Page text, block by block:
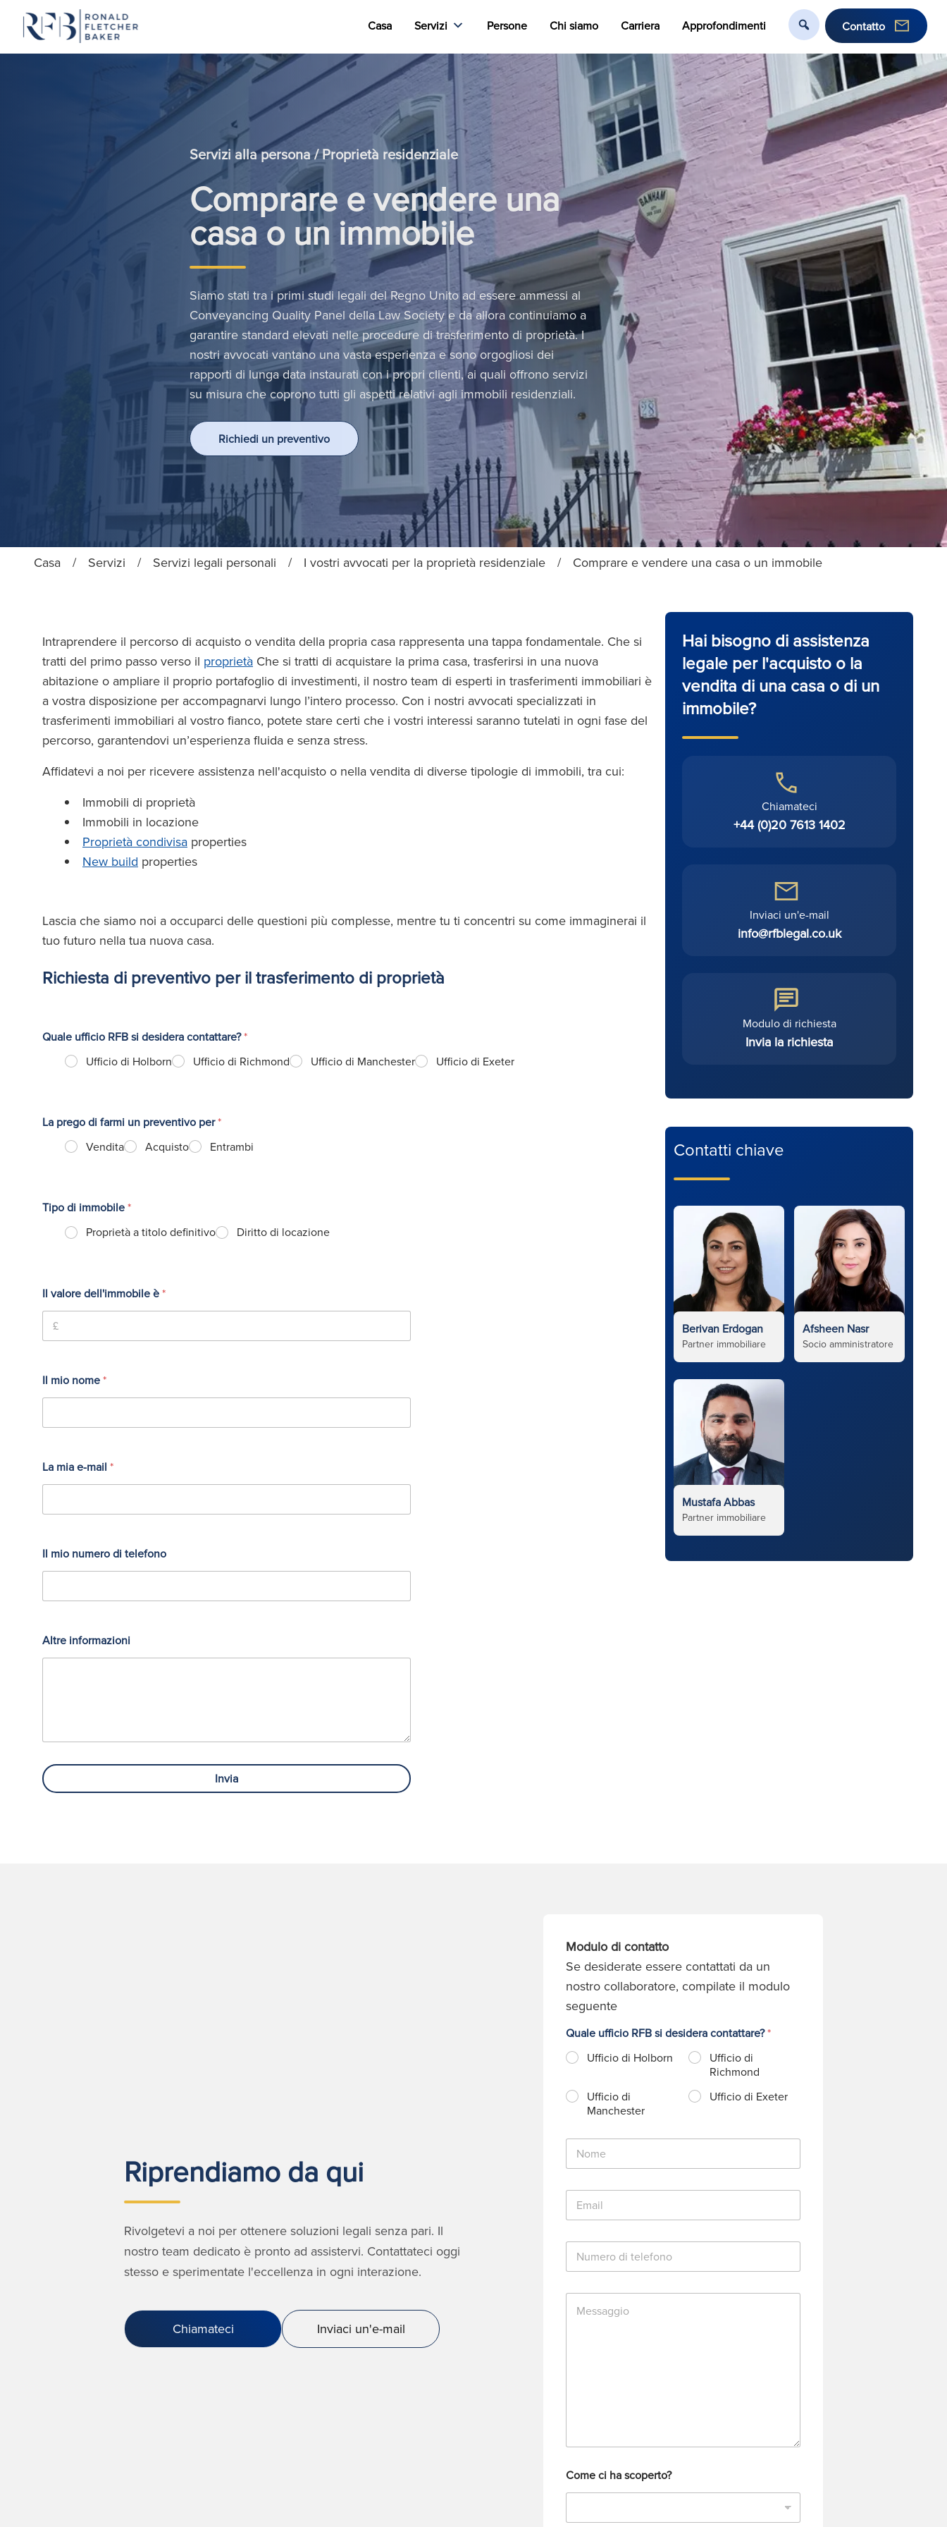
Casa Servizi Persone Chi siamo Carriera Approfondimenti Contatto
Servizi alla persona / Proprietà residenziale
Comprare e vendere una
casa o un immobile
Siamo stati tra i primi studi legali del Regno Unito ad essere ammessi al
Conveyancing Quality Panel della Law Society e da allora continuiamo a
garantire standard elevati nelle procedure di trasferimento di proprietà. I
nostri avvocati vantano una vasta esperienza e sono orgogliosi dei
rapporti di lunga data instaurati con i propri clienti, ai quali offrono servizi
su misura che coprono tutti gli aspetti relativi agli immobili residenziali.
Richiedi un preventivo
Casa / Servizi / Servizi legali personali / I vostri avvocati per la proprietà residenziale / Comprare e vendere una casa o un immobile
Intraprendere il percorso di acquisto o vendita della propria casa rappresenta una tappa fondamentale. Che si
tratti del primo passo verso il proprietà Che si tratti di acquistare la prima casa, trasferirsi in una nuova
abitazione o ampliare il proprio portafoglio di investimenti, il nostro team di esperti in trasferimenti immobiliari è
a vostra disposizione per accompagnarvi lungo l’intero processo. Con i nostri avvocati specializzati in
trasferimenti immobiliari al vostro fianco, potete stare certi che i vostri interessi saranno tutelati in ogni fase del
percorso, garantendovi un’esperienza fluida e senza stress.
Affidatevi a noi per ricevere assistenza nell'acquisto o nella vendita di diverse tipologie di immobili, tra cui:
Immobili di proprietà
Immobili in locazione
Proprietà condivisa properties
New build properties
Lascia che siamo noi a occuparci delle questioni più complesse, mentre tu ti concentri su come immaginerai il
tuo futuro nella tua nuova casa.
Richiesta di preventivo per il trasferimento di proprietà
Quale ufficio RFB si desidera contattare?*
Ufficio di Holborn
Ufficio di Richmond Ufficio di Manchester Ufficio di Exeter
La prego di farmi un preventivo per*
Vendita
Acquisto Entrambi
Tipo di immobile*
Proprietà a titolo definitivo
Diritto di locazione
Il valore dell'immobile è*
Il mio nome*
La mia e-mail *
Il mio numero di telefono
Altre informazioni
Invia
Hai bisogno di assistenza
legale per l'acquisto o la
vendita di una casa o di un
immobile?
Chiamateci
+44 (0)20 7613 1402
Inviaci un'e-mail
info@rfblegal.co.uk
Modulo di richiesta
Invia la richiesta
Contatti chiave
Berivan Erdogan
Partner immobiliare
Afsheen Nasr
Socio amministratore
Mustafa Abbas
Partner immobiliare
Riprendiamo da qui
Rivolgetevi a noi per ottenere soluzioni legali senza pari. Il
nostro team dedicato è pronto ad assistervi. Contattateci oggi
stesso e sperimentate l'eccellenza in ogni interazione.
Chiamateci Inviaci un'e-mail
Modulo di contatto
Se desiderate essere contattati da un
nostro collaboratore, compilate il modulo
seguente
Quale ufficio RFB si desidera contattare?*
Ufficio di Holborn
Ufficio di
Richmond
Ufficio di
Manchester
Ufficio di Exeter
N
m
E
a
N
m
o
M
Come ci ha scoperto?